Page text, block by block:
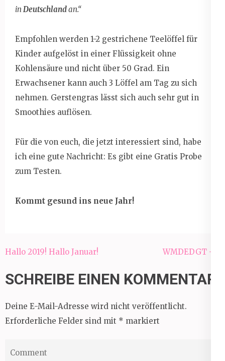
in Deutschlandan.“
Empfohlen werden 1-2 gestrichene Teelöffel für
Kinder aufgelöst in einer Flüssigkeit ohne
Kohlensäure und nicht über 50 Grad. Ein
Erwachsener kann auch 3 Löffel am Tag zu sich
nehmen. Gerstengras lässt sich auch sehr gut in
Smoothies auflösen.
Für die von euch, die jetzt interessiert sind, habe
ich eine gute Nachricht: Es gibt eine Gratis Probe
zum Testen.
Kommt gesund ins neue Jahr!
Beitragsnavigation
Hallo 2019! Hallo Januar! WMDEDGT – 1
SCHREIBE EINEN KOMMENTAR
Deine E-Mail-Adresse wird nicht veröffentlicht.
Erforderliche Felder sind mit * markiert